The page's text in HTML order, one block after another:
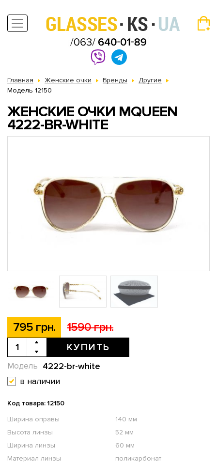
Главная Женские очки Бренды
Другие
Модель 12150
ЖЕНСКИЕ ОЧКИ MQUEEN
4222-BR-WHITE
795 грн. 1590 грн.
КУПИТЬ
4222-br-white
Модель
в наличии
Код товара: 12150
Ширина оправы
140 мм
Высота линзы
52 мм
Ширина линзы
60 мм
Материал линзы
поликарбонат